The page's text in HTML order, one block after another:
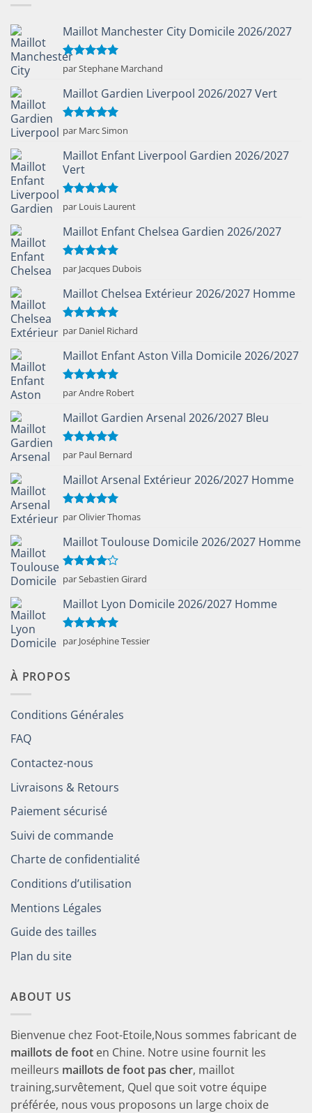
Maillot Manchester City Domicile 2026/2027
Note5sur
5
par Stephane Marchand
Maillot Gardien Liverpool 2026/2027 Vert
Note5sur
5
par Marc Simon
Maillot Enfant Liverpool Gardien 2026/2027
Vert
Note5sur
5
par Louis Laurent
Maillot Enfant Chelsea Gardien 2026/2027
Note5sur
5
par Jacques Dubois
Maillot Chelsea Extérieur 2026/2027 Homme
Note5sur
5
par Daniel Richard
Maillot Enfant Aston Villa Domicile 2026/2027
Note5sur
5
par Andre Robert
Maillot Gardien Arsenal 2026/2027 Bleu
Note5sur
5
par Paul Bernard
Maillot Arsenal Extérieur 2026/2027 Homme
Note5sur
5
par Olivier Thomas
Maillot Toulouse Domicile 2026/2027 Homme
Note4
sur 5
par Sebastien Girard
Maillot Lyon Domicile 2026/2027 Homme
Note5sur
5
par Joséphine Tessier
À PROPOS
Conditions Générales
FAQ
Contactez-nous
Livraisons & Retours
Paiement sécurisé
Suivi de commande
Charte de confidentialité
Conditions d’utilisation
Mentions Légales
Guide des tailles
Plan du site
ABOUT US
Bienvenue chez Foot-Etoile,Nous sommes fabricant de
maillots de foot en Chine. Notre usine fournit les
meilleurs maillots de foot pas cher, maillot
training,survêtement, Quel que soit votre équipe
préférée, nous vous proposons un large choix de